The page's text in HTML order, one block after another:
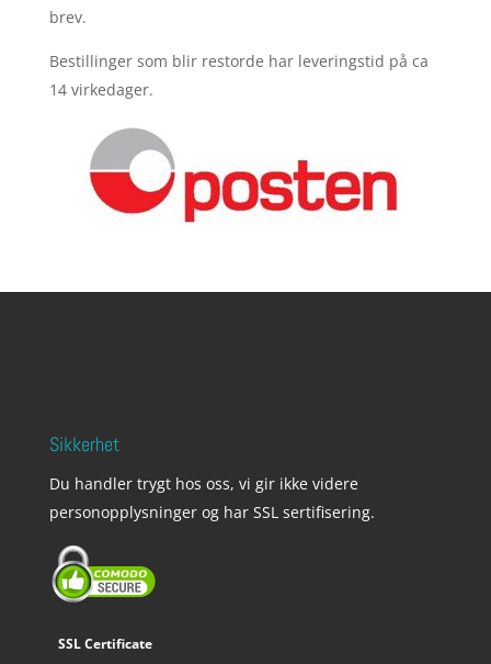
brev.
Bestillinger som blir restorde har leveringstid på ca
14 virkedager.
Sikkerhet
Du handler trygt hos oss, vi gir ikke videre
personopplysninger og har SSL sertifisering.
SSL Certificate